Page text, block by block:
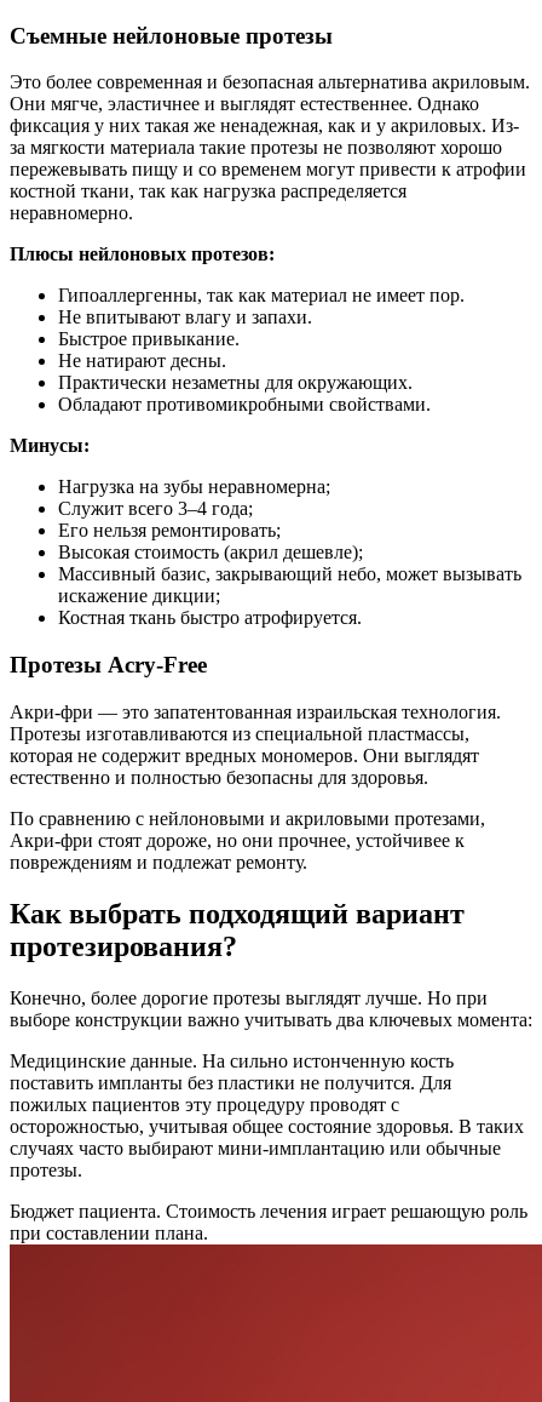
Съемные нейлоновые протезы
Это более современная и безопасная альтернатива акриловым.
Они мягче, эластичнее и выглядят естественнее. Однако
фиксация у них такая же ненадежная, как и у акриловых. Из-
за мягкости материала такие протезы не позволяют хорошо
пережевывать пищу и со временем могут привести к атрофии
костной ткани, так как нагрузка распределяется
неравномерно.
Плюсы нейлоновых протезов:
Гипоаллергенны, так как материал не имеет пор.
Не впитывают влагу и запахи.
Быстрое привыкание.
Не натирают десны.
Практически незаметны для окружающих.
Обладают противомикробными свойствами.
Минусы:
Нагрузка на зубы неравномерна;
Служит всего 3–4 года;
Его нельзя ремонтировать;
Высокая стоимость (акрил дешевле);
Массивный базис, закрывающий небо, может вызывать
искажение дикции;
Костная ткань быстро атрофируется.
Протезы Acry-Free
Акри-фри — это запатентованная израильская технология.
Протезы изготавливаются из специальной пластмассы,
которая не содержит вредных мономеров. Они выглядят
естественно и полностью безопасны для здоровья.
По сравнению с нейлоновыми и акриловыми протезами,
Акри-фри стоят дороже, но они прочнее, устойчивее к
повреждениям и подлежат ремонту.
Как выбрать подходящий вариант
протезирования?
Конечно, более дорогие протезы выглядят лучше. Но при
выборе конструкции важно учитывать два ключевых момента:
Медицинские данные. На сильно истонченную кость
поставить импланты без пластики не получится. Для
пожилых пациентов эту процедуру проводят с
осторожностью, учитывая общее состояние здоровья. В таких
случаях часто выбирают мини-имплантацию или обычные
протезы.
Бюджет пациента. Стоимость лечения играет решающую роль
при составлении плана.